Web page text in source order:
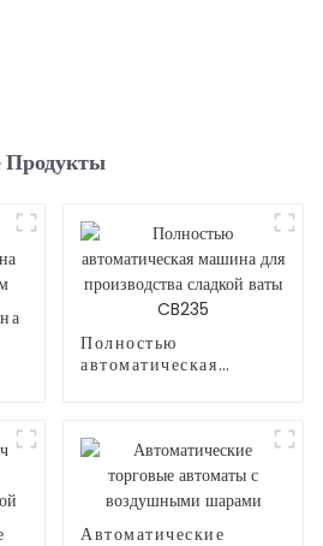
Полностью
автоматическая
Автоматические